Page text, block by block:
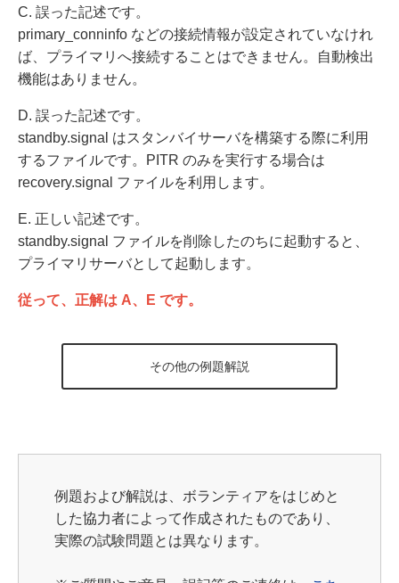
C. 誤った記述です。
primary_conninfo などの接続情報が設定されていなけれ
ば、プライマリへ接続することはできません。自動検出
機能はありません。
D. 誤った記述です。
standby.signal はスタンバイサーバを構築する際に利用
するファイルです。PITR のみを実行する場合は
recovery.signal ファイルを利用します。
E. 正しい記述です。
standby.signal ファイルを削除したのちに起動すると、
プライマリサーバとして起動します。
従って、正解は A、E です。
その他の例題解説
例題および解説は、ボランティアをはじめと
した協力者によって作成されたものであり、
実際の試験問題とは異なります。